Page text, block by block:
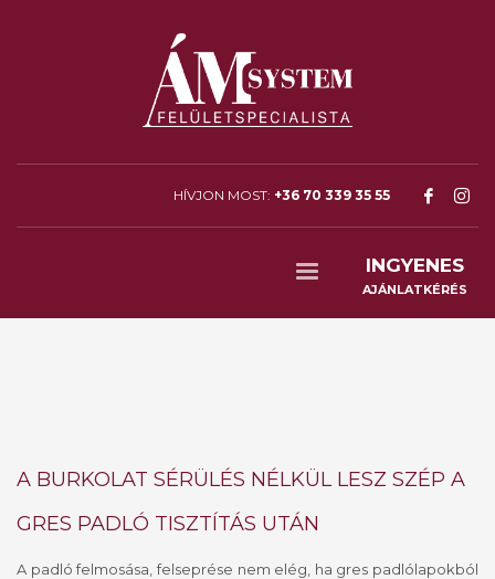
HÍVJON MOST: +36 70 339 35 55
INGYENES
AJÁNLATKÉRÉS
A BURKOLAT SÉRÜLÉS NÉLKÜL LESZ SZÉP A
GRES PADLÓ TISZTÍTÁS UTÁN
A padló felmosása, felseprése nem elég, ha gres padlólapokból